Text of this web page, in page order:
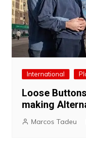
International
Loose
making
Marcos Tadeu